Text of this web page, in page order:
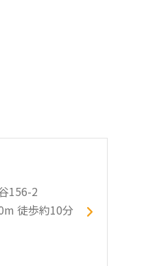
156-2
徒歩約10分